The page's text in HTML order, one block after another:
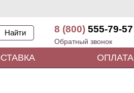
8 (800) 555-79-57
Обратный звонок
ОПЛАТА